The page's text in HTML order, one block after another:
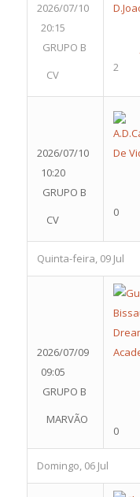
2026/07/10
20:15
GRUPO B
CV
2
2026/07/10
10:20
GRUPO B
CV
0
Quinta-feira, 09 Jul
2026/07/09
09:05
GRUPO B
MARVÃO
0
Domingo, 06 Jul